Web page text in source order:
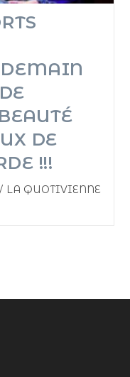
DEMAIN
DE
!!!
/ LA QUOTIVIENNE